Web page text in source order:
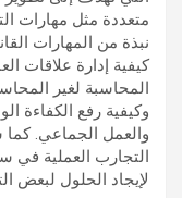
متعددة مثل مهارات
نبذة من المهارات
كيفية إدارة علاقات
المحاسبة لغير
وكيفية رفع الكفاءة
والعمل الجماعي.
التجارب العملية في
لإيجاد الحلول لبعض